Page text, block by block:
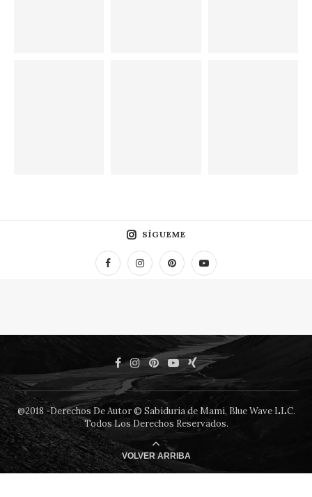
SÍGUEME
@2018 -Derechos De Autor © Sabiduria de Mami, Blue Wave LLC.
Todos Los Derechos Reservados.
VOLVER ARRIBA